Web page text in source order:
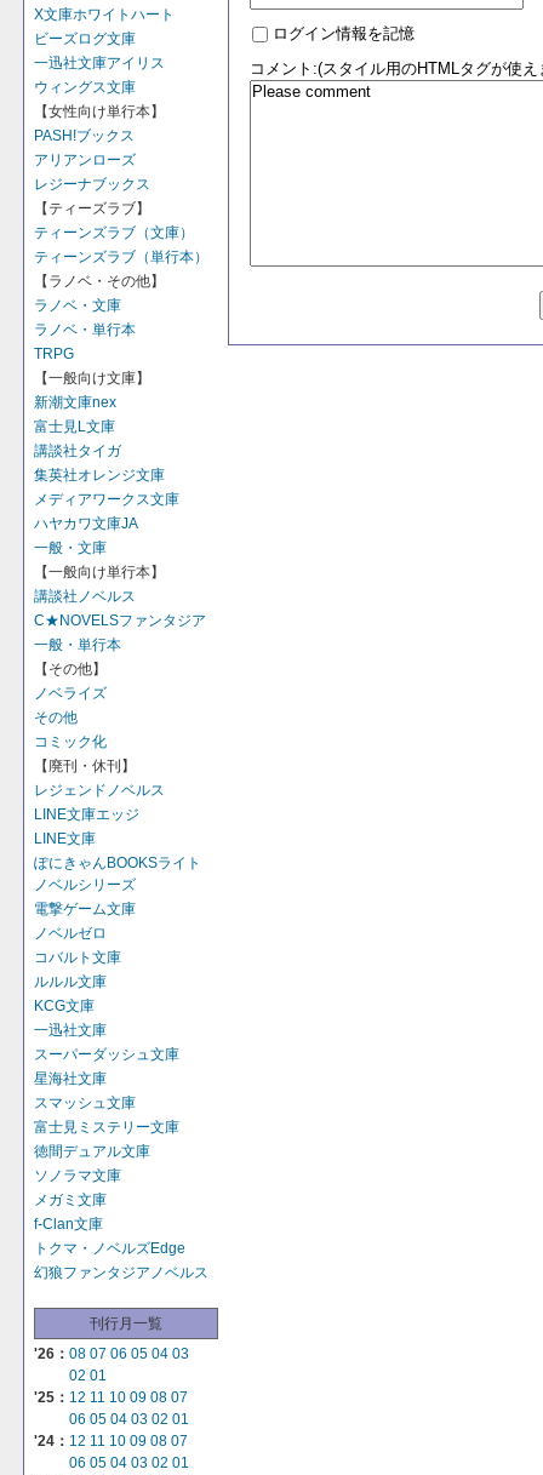
X文庫ホワイトハート
ビーズログ文庫
一迅社文庫アイリス
ウィングス文庫
【女性向け単行本】
PASH!ブックス
アリアンローズ
レジーナブックス
【ティーズラブ】
ティーンズラブ（文庫）
ティーンズラブ（単行本）
【ラノベ・その他】
ラノベ・文庫
ラノベ・単行本
TRPG
【一般向け文庫】
新潮文庫nex
富士見L文庫
講談社タイガ
集英社オレンジ文庫
メディアワークス文庫
ハヤカワ文庫JA
一般・文庫
【一般向け単行本】
講談社ノベルス
C★NOVELSファンタジア
一般・単行本
【その他】
ノベライズ
その他
コミック化
【廃刊・休刊】
レジェンドノベルス
LINE文庫エッジ
LINE文庫
ぽにきゃんBOOKSライト
ノベルシリーズ
電撃ゲーム文庫
ノベルゼロ
コバルト文庫
ルルル文庫
KCG文庫
一迅社文庫
スーパーダッシュ文庫
星海社文庫
スマッシュ文庫
富士見ミステリー文庫
徳間デュアル文庫
ソノラマ文庫
メガミ文庫
f-Clan文庫
トクマ・ノベルズEdge
幻狼ファンタジアノベルス
刊行月一覧
'26： 08 07 06 05 04 03
02 01
'25： 12 11 10 09 08 07
06 05 04 03 02 01
'24： 12 11 10 09 08 07
06 05 04 03 02 01
ログイン情報を記憶
コメント:(スタイル用のHTMLタグが使え